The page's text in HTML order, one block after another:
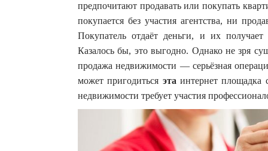
предпочитают продавать или покупать
покупается без участия агентства, ни
Покупатель отдаёт деньги, и их получает
Казалось бы, это выгодно. Однако не зря
продажа недвижимости — серьёзная
может пригодиться эта интернет площадка
недвижимости требует участия